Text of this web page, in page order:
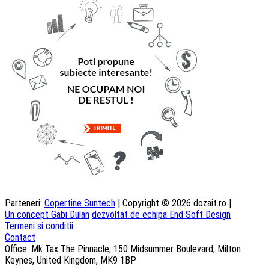
Parteneri: Copertine Suntech | Copyright © 2026 dozait.ro |
Un concept Gabi Dulan dezvoltat de echipa End Soft Design
Termeni si conditii
Contact
Office: Mk Tax The Pinnacle, 150 Midsummer Boulevard, Milton
Keynes, United Kingdom, MK9 1BP